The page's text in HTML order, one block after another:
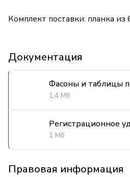
Комплект поставки: планка из
Документация
Фасоны и таблицы
1,4 Мб
Регистрационное
1 Мб
Правовая информация